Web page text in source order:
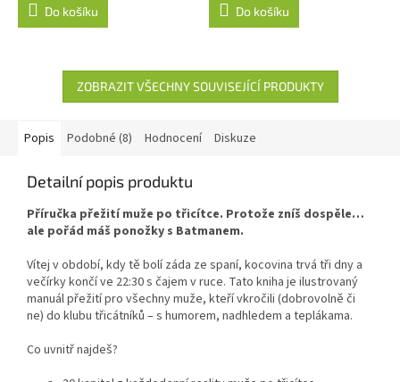
Do košíku Do košíku
ZOBRAZIT VŠECHNY SOUVISEJÍCÍ PRODUKTY
Popis Podobné (8) Hodnocení Diskuze
Detailní popis produktu
Příručka přežití muže po třicítce. Protože zníš dospěle…
ale pořád máš ponožky s Batmanem.
Vítej v období, kdy tě bolí záda ze spaní, kocovina trvá tři dny a
večírky končí ve 22:30 s čajem v ruce. Tato kniha je ilustrovaný
manuál přežití pro všechny muže, kteří vkročili (dobrovolně či
ne) do klubu třicátníků – s humorem, nadhledem a teplákama.
Co uvnitř najdeš?